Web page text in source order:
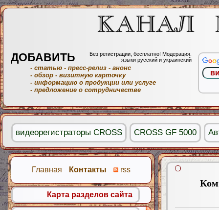
Главная Контакты rss
Карта разделов сайта
ДОБАВИТЬ
Без регистрации, бесплатно! Модерация.
языки русский и украинский
- статью - пресс-релиз - анонс
- обзор - визитную карточку
- информацию о продукции или услуге
- предложение о сотрудничестве
видеорегистраторы CROSS CROSS GF 5000